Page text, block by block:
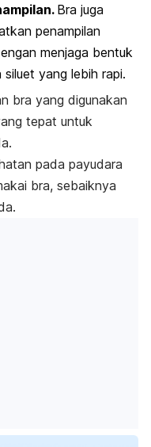
Bra juga
penampilan
menjaga bentuk
yang lebih rapi.
bra yang digunakan
tepat untuk
pada payudara
bra, sebaiknya